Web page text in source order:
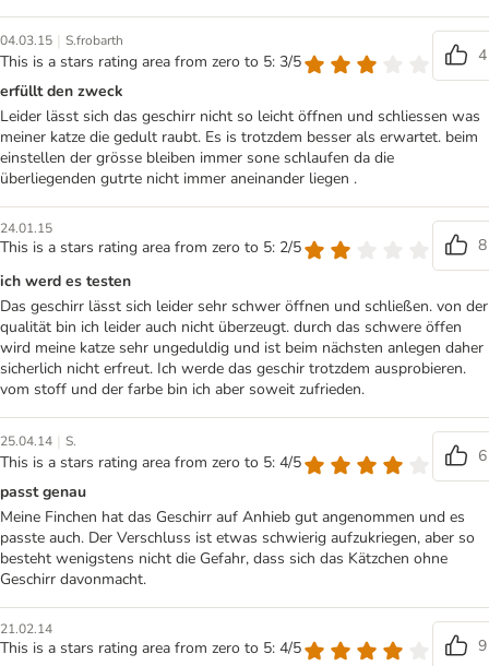
04.03.15 | S.frobarth
This is a stars rating area from zero to 5: 3/5
4
erfüllt den zweck
Leider lässt sich das geschirr nicht so leicht öffnen und schliessen was
meiner katze die gedult raubt. Es is trotzdem besser als erwartet. beim
einstellen der grösse bleiben immer sone schlaufen da die
überliegenden gutrte nicht immer aneinander liegen .
24.01.15
This is a stars rating area from zero to 5: 2/5
8
ich werd es testen
Das geschirr lässt sich leider sehr schwer öffnen und schließen. von der
qualität bin ich leider auch nicht überzeugt. durch das schwere öffen
wird meine katze sehr ungeduldig und ist beim nächsten anlegen daher
sicherlich nicht erfreut. Ich werde das geschir trotzdem ausprobieren.
vom stoff und der farbe bin ich aber soweit zufrieden.
25.04.14 | S.
This is a stars rating area from zero to 5: 4/5
6
passt genau
Meine Finchen hat das Geschirr auf Anhieb gut angenommen und es
passte auch. Der Verschluss ist etwas schwierig aufzukriegen, aber so
besteht wenigstens nicht die Gefahr, dass sich das Kätzchen ohne
Geschirr davonmacht.
21.02.14
This is a stars rating area from zero to 5: 4/5
9